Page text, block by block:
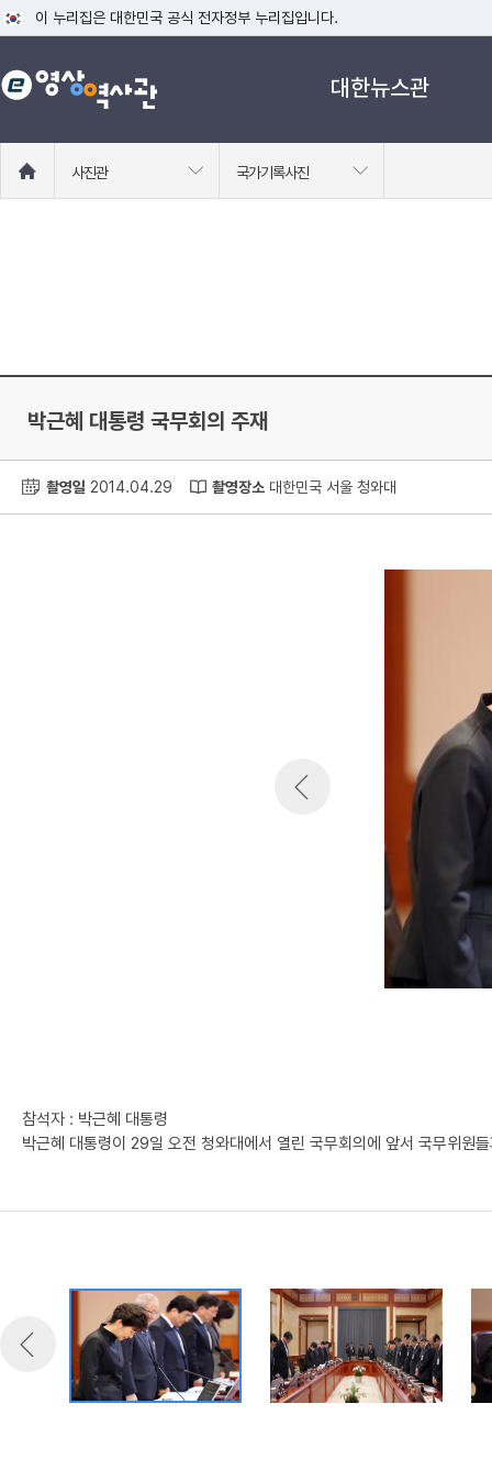
이 누리집은 대한민국 공식 전자정부 누리집입니다.
공식 누리집 주소 확인하기
go.kr 주소를 사용하는 누리집은 대한민국 정부기관이 관리하는 누리집입니
대한뉴스관
로
사진관 국가기록사진
박근혜 대통령 국무회의 주재
촬영일 2014.04.29 촬영장소 대한민국 서울 청와대
참석자 : 박근혜 대통령
박근혜 대통령이 29일 오전 청와대에서 열린 국무회의에 앞서 국무위원